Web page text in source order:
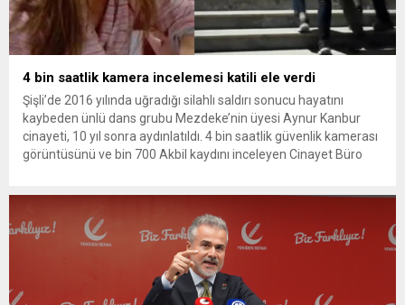
4 bin saatlik kamera incelemesi katili ele verdi
Şişli’de 2016 yılında uğradığı silahlı saldırı sonucu hayatını
kaybeden ünlü dans grubu Mezdeke’nin üyesi Aynur Kanbur
cinayeti, 10 yıl sonra aydınlatıldı. 4 bin saatlik güvenlik kamerası
görüntüsünü ve bin 700 Akbil kaydını inceleyen Cinayet Büro